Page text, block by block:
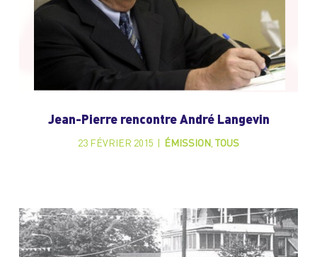
Jean-Pierre rencontre André Langevin
23 FÉVRIER 2015 ÉMISSION , TOUS